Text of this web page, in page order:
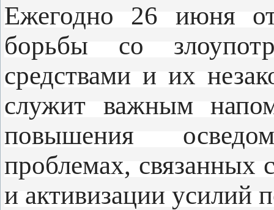
Ежегодно 26 июня
борьбы со
средствами и их
служит важным
повышения
проблемах, связанных
и активизации усилий